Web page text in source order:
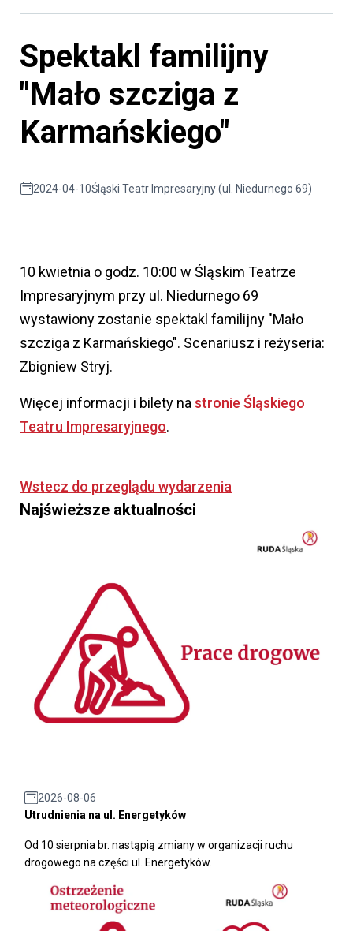
Spektakl familijny
"Mało szcziga z
Karmańskiego"
2024-04-10Śląski Teatr Impresaryjny (ul. Niedurnego 69)
10 kwietnia o godz. 10:00 w Śląskim Teatrze
Impresaryjnym przy ul. Niedurnego 69
wystawiony zostanie spektakl familijny "Mało
szcziga z Karmańskiego". Scenariusz i reżyseria:
Zbigniew Stryj.
Więcej informacji i bilety na stronie Śląskiego
Teatru Impresaryjnego.
Wstecz do przeglądu wydarzenia
Najświeższe aktualności
2026-08-06
Utrudnienia na ul. Energetyków
Od 10 sierpnia br. nastąpią zmiany w organizacji ruchu
drogowego na części ul. Energetyków.